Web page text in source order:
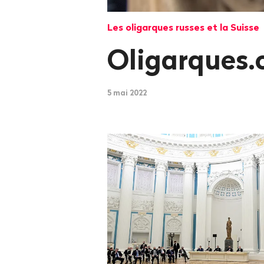
Les oligarques russes et la Suisse
5 mai 2022